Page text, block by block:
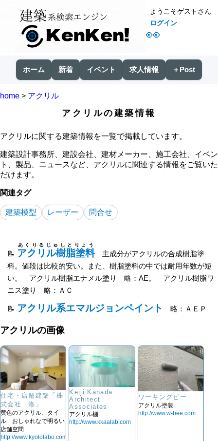
👀
ようこそゲストさん
ログイン
ホーム 新着 イベント 求人情報 ＋Post
home > アクリル
アクリルの建築情報
アクリルに関する建築情報を一覧で掲載しています。
建築設計事務所、建設会社、建材メーカー、施工会社、イベン
ト、製品、ニュースなど、アクリルに関連する情報をご覧いた
だけます。
関連タグ
建築模型 レーザー 問合せ
アクリル樹脂塗料
あくりるじゅしとりょう
主成分がアクリルの合成樹脂塗
料。値段は比較的安い。また、樹脂塗料の中では耐用年数が短
い。 アクリル樹脂エナメル塗り 略：AE。 アクリル樹脂ワ
ニス塗り 略：ＡＣ
アクリル系エマルジョンペイント 略：ＡＥＰ
アクリルの画像
住宅・店舗建築「株
式会社 洛」
黄色のアクリル、タイ
ル おしゃれなで明るい
店舗空間
http://www.kyotolabo.com
Keiji Kanada
Architect
Associates
アクリル棚
http://www.kkaalab.com
ワーキングビー
アクリル塗装
http://www.w-bee.com